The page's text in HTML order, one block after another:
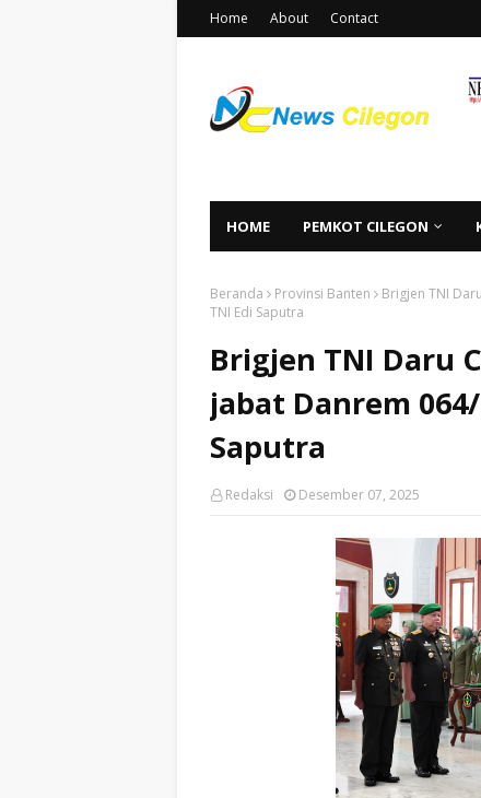
Home About Contact
HOME PEMKOT CILEGON
Beranda Provinsi Banten
Brigjen TNI
TNI Edi Saputra
Brigjen TNI Daru
jabat Danrem
Saputra
Redaksi Desember 07, 2025